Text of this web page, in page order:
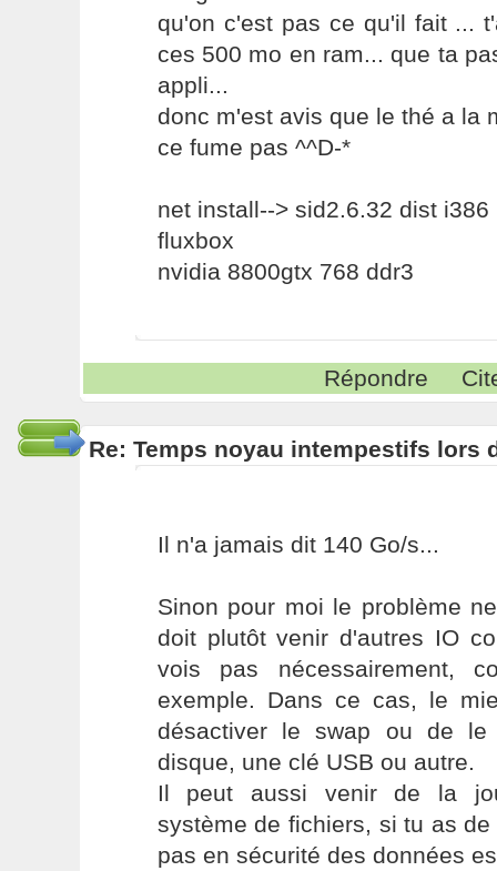
qu'on c'est pas ce qu'il fait ...
ces 500 mo en ram... que ta
appli...
donc m'est avis que le thé a la
ce fume pas ^^D-*
net install--> sid2.6.32 dist i386
fluxbox
nvidia 8800gtx 768 ddr3
Répondre
Re: Temps noyau intempestifs lors
Il n'a jamais dit 140 Go/s...
Sinon pour moi le problème
doit plutôt venir d'autres IO
vois pas nécessairement,
exemple. Dans ce cas, le
désactiver le swap ou de
disque, une clé USB ou autre.
Il peut aussi venir de la
système de fichiers, si tu as
pas en sécurité des données